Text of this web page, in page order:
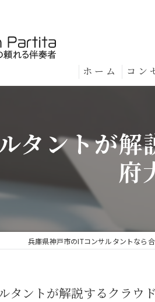
ホーム コン
タントが解
府
兵庫県神戸市のITコンサルタントなら
タントが解説するクラウ